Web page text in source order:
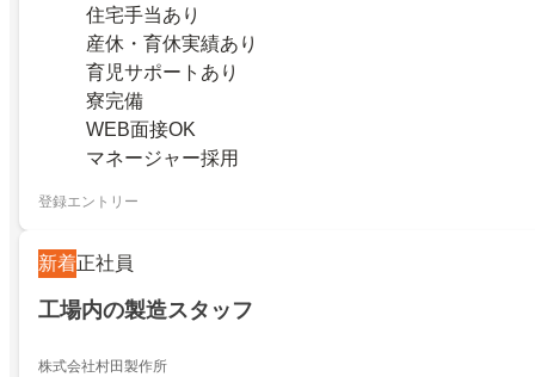
住宅手当あり
産休・育休実績あり
育児サポートあり
寮完備
WEB面接OK
マネージャー採用
登録エントリー
新着正社員
工場内の製造スタッフ
株式会社村田製作所